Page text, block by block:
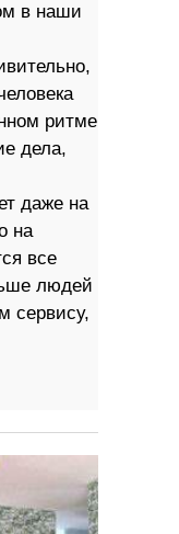
в наши
ритме
дела,
даже на
на
все
людей
сервису,